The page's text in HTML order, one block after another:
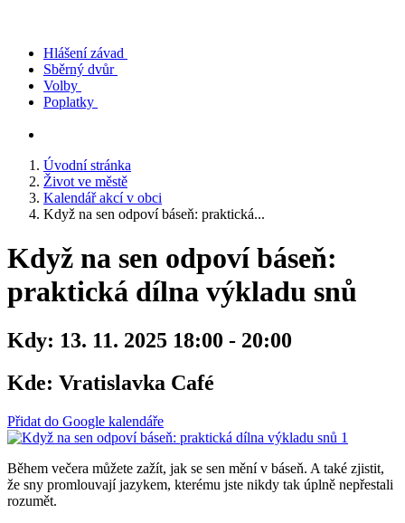
Hlášení závad
Sběrný dvůr
Volby
Poplatky
Úvodní stránka
Život ve městě
Kalendář akcí v obci
Když na sen odpoví báseň: praktická...
Když na sen odpoví báseň:
praktická dílna výkladu snů
Kdy: 13. 11. 2025 18:00 - 20:00
Kde: Vratislavka Café
Přidat do Google kalendáře
Během večera můžete zažít, jak se sen mění v báseň. A také zjistit,
že sny promlouvají jazykem, kterému jste nikdy tak úplně nepřestali
rozumět.